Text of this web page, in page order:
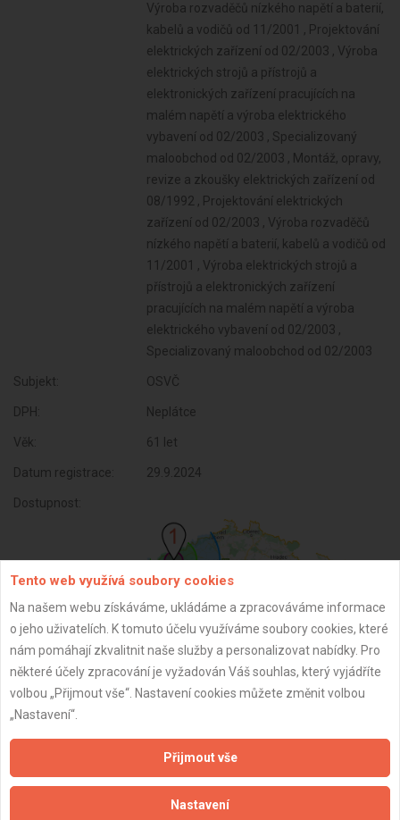
Výroba rozvaděčů nízkého napětí a baterií,
kabelů a vodičů od 11/2001 , Projektování
elektrických zařízení od 02/2003 , Výroba
elektrických strojů a přístrojů a
elektronických zařízení pracujících na
malém napětí a výroba elektrického
vybavení od 02/2003 , Specializovaný
maloobchod od 02/2003 , Montáž, opravy,
revize a zkoušky elektrických zařízení od
08/1992 , Projektování elektrických
zařízení od 02/2003 , Výroba rozvaděčů
nízkého napětí a baterií, kabelů a vodičů od
11/2001 , Výroba elektrických strojů a
přístrojů a elektronických zařízení
pracujících na malém napětí a výroba
elektrického vybavení od 02/2003 ,
Specializovaný maloobchod od 02/2003
Subjekt: OSVČ
DPH: Neplátce
Věk: 61 let
Datum registrace: 29.9.2024
Dostupnost:
ZPĚT
Tento web využívá soubory cookies
Na našem webu získáváme, ukládáme a zpracováváme informace
o jeho uživatelích. K tomuto účelu využíváme soubory cookies, které
nám pomáhají zkvalitnit naše služby a personalizovat nabídky. Pro
některé účely zpracování je vyžadován Váš souhlas, který vyjádříte
volbou „Přijmout vše“. Nastavení cookies můžete změnit volbou
„Nastavení“.
Přijmout vše
Nastavení